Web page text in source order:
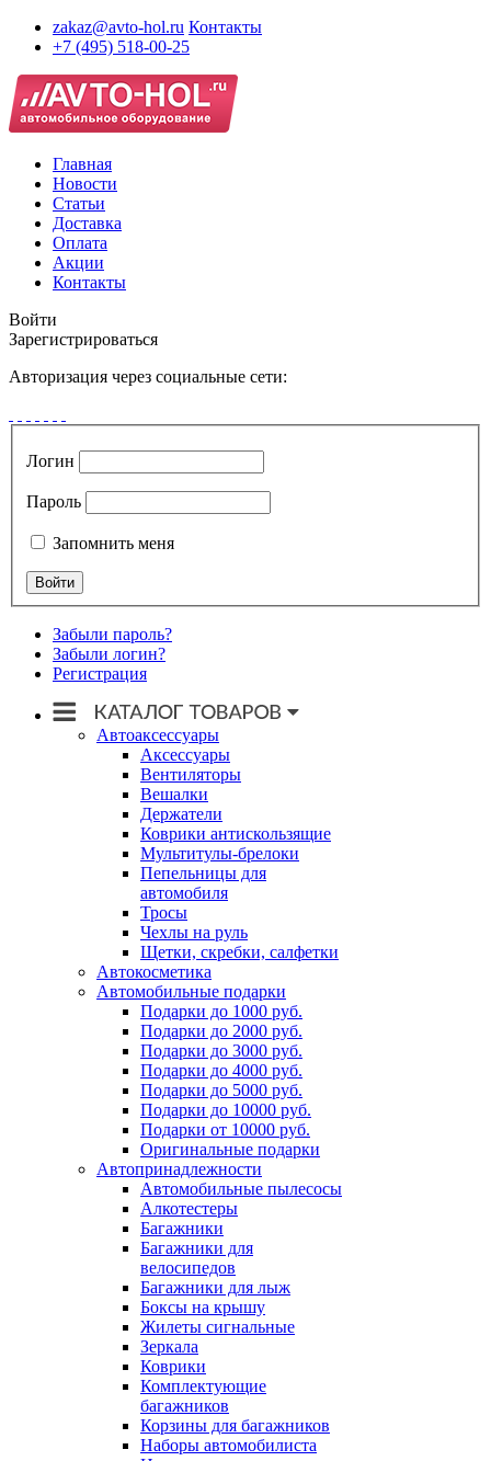
zakaz@avto-hol.ru Контакты
+7 (495) 518-00-25
Главная
Новости
Статьи
Доставка
Оплата
Акции
Контакты
Войти
Зарегистрироваться
Авторизация через социальные сети:
Логин
Пароль
Запомнить меня
Забыли пароль?
Забыли логин?
Регистрация
Автоаксессуары
Аксессуары
Вентиляторы
Вешалки
Держатели
Коврики антискользящие
Мультитулы-брелоки
Пепельницы для
автомобиля
Тросы
Чехлы на руль
Щетки, скребки, салфетки
Автокосметика
Автомобильные подарки
Подарки до 1000 руб.
Подарки до 2000 руб.
Подарки до 3000 руб.
Подарки до 4000 руб.
Подарки до 5000 руб.
Подарки до 10000 руб.
Подарки от 10000 руб.
Оригинальные подарки
Автопринадлежности
Автомобильные пылесосы
Алкотестеры
Багажники
Багажники для
велосипедов
Багажники для лыж
Боксы на крышу
Жилеты сигнальные
Зеркала
Коврики
Комплектующие
багажников
Корзины для багажников
Наборы автомобилиста